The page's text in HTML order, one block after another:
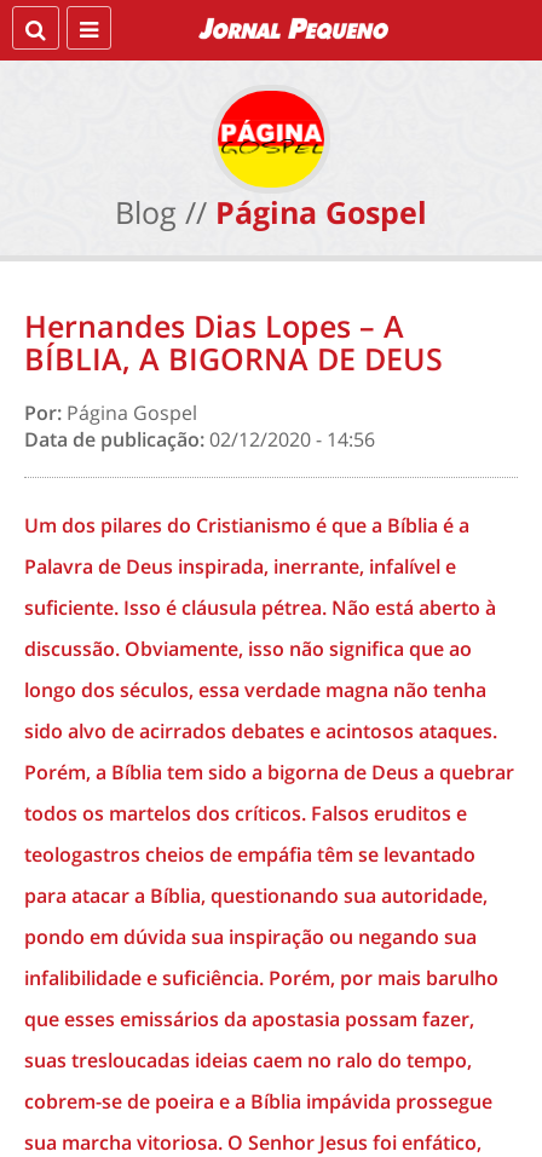
Blog // Página Gospel
Hernandes Dias Lopes – A
BÍBLIA, A BIGORNA DE DEUS
Por: Página Gospel
Data de publicação:02/12/2020 - 14:56
Um dos pilares do Cristianismo é que a Bíblia é a
Palavra de Deus inspirada, inerrante, infalível e
suficiente. Isso é cláusula pétrea. Não está aberto à
discussão. Obviamente, isso não significa que ao
longo dos séculos, essa verdade magna não tenha
sido alvo de acirrados debates e acintosos ataques.
Porém, a Bíblia tem sido a bigorna de Deus a quebrar
todos os martelos dos críticos. Falsos eruditos e
teologastros cheios de empáfia têm se levantado
para atacar a Bíblia, questionando sua autoridade,
pondo em dúvida sua inspiração ou negando sua
infalibilidade e suficiência. Porém, por mais barulho
que esses emissários da apostasia possam fazer,
suas tresloucadas ideias caem no ralo do tempo,
cobrem-se de poeira e a Bíblia impávida prossegue
sua marcha vitoriosa. O Senhor Jesus foi enfático,